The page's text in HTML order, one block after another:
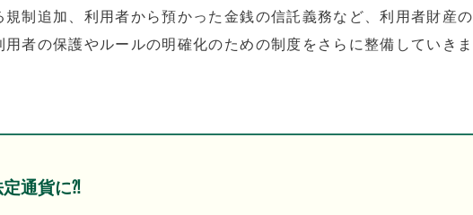
制追加、利用者から預かった金銭の信託義務など、利用者財産の
者の保護やルールの明確化のための制度をさらに整備していきま
通貨に⁈